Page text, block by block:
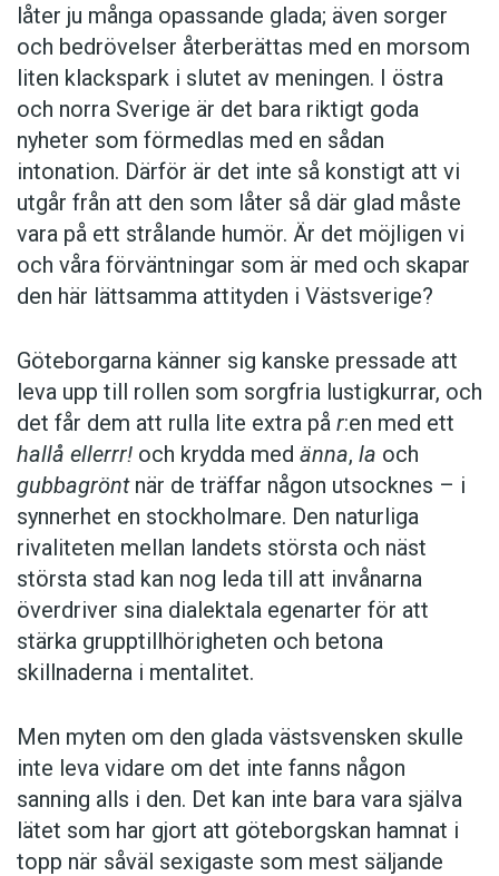
låter ju många opassande glada; även sorger
och bedrövelser återberättas med en morsom
liten klackspark i slutet av meningen. I östra
och norra Sverige är det bara riktigt goda
nyheter som förmedlas med en sådan
intonation. Därför är det inte så konstigt att vi
utgår från att den som låter så där glad måste
vara på ett strålande humör. Är det möjligen vi
och våra förväntningar som är med och skapar
den här lättsamma attityden i Västsverige?
Göteborgarna känner sig kanske pressade att
leva upp till rollen som sorgfria lustigkurrar, och
det får dem att rulla lite extra på r:en med ett
hallå ellerrr! och krydda med änna, la och
gubbagröntnär de träffar någon utsocknes – i
synnerhet en stockholmare. Den naturliga
rivaliteten mellan landets största och näst
största stad kan nog leda till att invånarna
överdriver sina dialektala egenarter för att
stärka grupptillhörigheten och betona
skillnaderna i mentalitet.
Men myten om den glada västsvensken skulle
inte leva vidare om det inte fanns någon
sanning alls i den. Det kan inte bara vara själva
lätet som har gjort att göteborgskan hamnat i
topp när såväl sexigaste som mest säljande